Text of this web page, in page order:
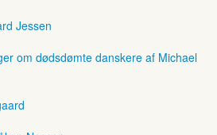
Jessen
om dødsdømte danskere af Michael